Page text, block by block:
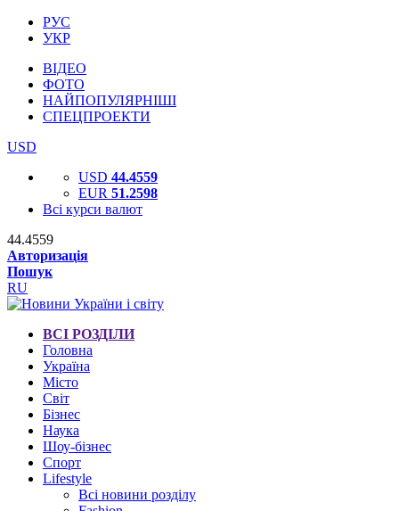
РУС
УКР
ВІДЕО
ФОТО
НАЙПОПУЛЯРНІШІ
СПЕЦПРОЕКТИ
USD
USD 44.4559
EUR 51.2598
Всі курси валют
44.4559
Авторизація
Пошук
RU
ВСІ РОЗДІЛИ
Головна
Україна
Місто
Світ
Бізнес
Наука
Шоу-бізнес
Спорт
Lifestyle
Всі новини розділу